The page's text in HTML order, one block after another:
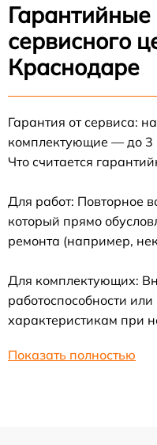
Гарантийные
сервисного
Краснодаре
Гарантия от сервиса:
комплектующие — до 3
Что считается
Для работ: Повторное
который прямо
ремонта (например,
Для комплектующих:
работоспособности
характеристикам при
Показать полностью